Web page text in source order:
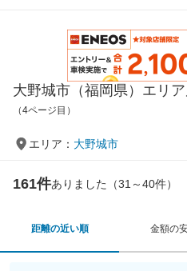
大野城市（福岡県）エリ
（4ページ目）
エリア： 大野城市
161件ありました（31～40件）
距離の近い順 金額の